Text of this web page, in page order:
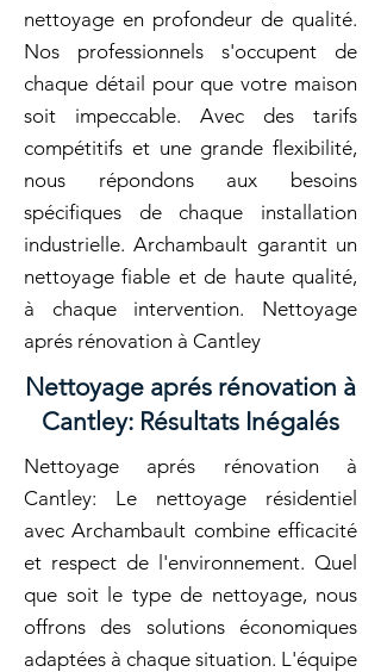
nettoyage en profondeur de qualité.
Nos professionnels s'occupent de
chaque détail pour que votre maison
soit impeccable. Avec des tarifs
compétitifs et une grande flexibilité,
nous répondons aux besoins
spécifiques de chaque installation
industrielle. Archambault garantit un
nettoyage fiable et de haute qualité,
à chaque intervention. Nettoyage
aprés rénovation à Cantley
Nettoyage aprés rénovation à
Cantley: Résultats Inégalés
Nettoyage aprés rénovation à
Cantley: Le nettoyage résidentiel
avec Archambault combine efficacité
et respect de l'environnement. Quel
que soit le type de nettoyage, nous
offrons des solutions économiques
adaptées à chaque situation. L'équipe